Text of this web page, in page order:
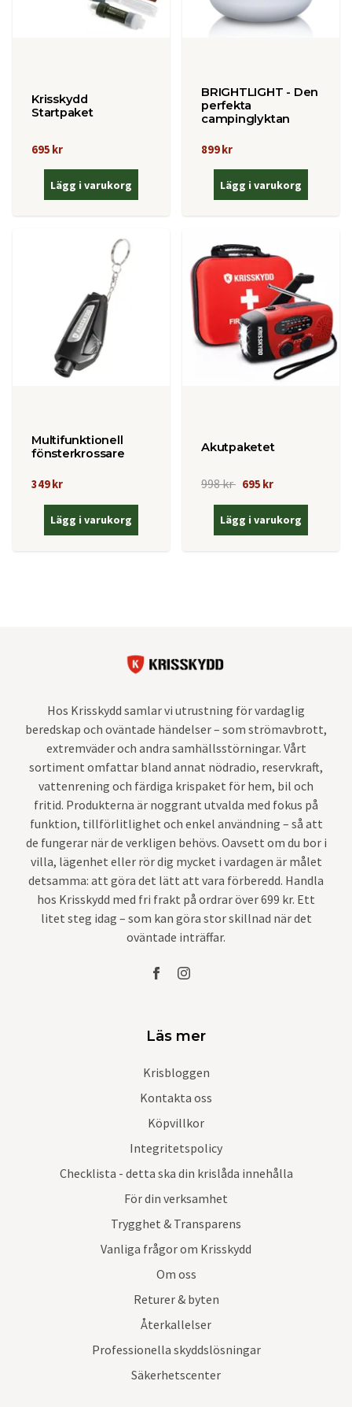
Krisskydd
Startpaket
695 kr
Lägg i varukorg
BRIGHTLIGHT - Den
perfekta
campinglyktan
899 kr
Lägg i varukorg
Multifunktionell
fönsterkrossare
349 kr
Lägg i varukorg
Akutpaketet
998 kr 695 kr
Lägg i varukorg
Hos Krisskydd samlar vi utrustning för vardaglig
beredskap och oväntade händelser – som strömavbrott,
extremväder och andra samhällsstörningar. Vårt
sortiment omfattar bland annat nödradio, reservkraft,
vattenrening och färdiga krispaket för hem, bil och
fritid. Produkterna är noggrant utvalda med fokus på
funktion, tillförlitlighet och enkel användning – så att
de fungerar när de verkligen behövs. Oavsett om du bor i
villa, lägenhet eller rör dig mycket i vardagen är målet
detsamma: att göra det lätt att vara förberedd. Handla
hos Krisskydd med fri frakt på ordrar över 699 kr. Ett
litet steg idag – som kan göra stor skillnad när det
oväntade inträffar.
Läs mer
Krisbloggen
Kontakta oss
Köpvillkor
Integritetspolicy
Checklista - detta ska din krislåda innehålla
För din verksamhet
Trygghet & Transparens
Vanliga frågor om Krisskydd
Om oss
Returer & byten
Återkallelser
Professionella skyddslösningar
Säkerhetscenter